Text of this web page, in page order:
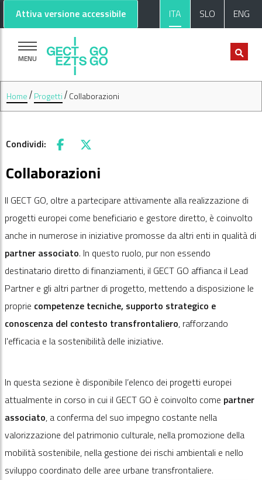
Vai al contenuto principale
Vai al footer
Attiva versione accessibile ITA SLO ENG
MENU
Home Progetti Collaborazioni
Condividi: Facebook
X
Collaborazioni
Il GECT GO, oltre a partecipare attivamente alla realizzazione di
progetti europei come beneficiario e gestore diretto, è coinvolto
anche in numerose in iniziative promosse da altri enti in qualità di
partner associato. In questo ruolo, pur non essendo
destinatario diretto di finanziamenti, il GECT GO affianca il Lead
Partner e gli altri partner di progetto, mettendo a disposizione le
proprie competenze tecniche, supporto strategico e
conoscenza del contesto transfrontaliero, rafforzando
l'efficacia e la sostenibilità delle iniziative.
In questa sezione è disponibile l’elenco dei progetti europei
attualmente in corso in cui il GECT GO è coinvolto come partner
associato, a conferma del suo impegno costante nella
valorizzazione del patrimonio culturale, nella promozione della
mobilità sostenibile, nella gestione dei rischi ambientali e nello
sviluppo coordinato delle aree urbane transfrontaliere.